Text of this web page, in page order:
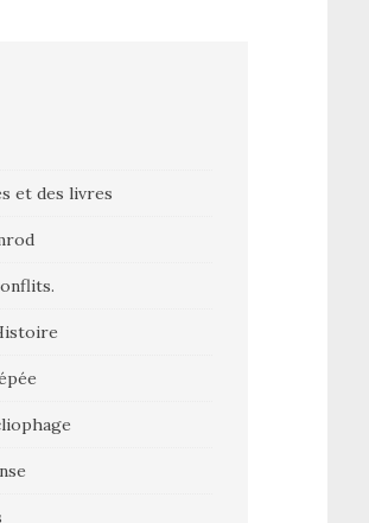
et des livres